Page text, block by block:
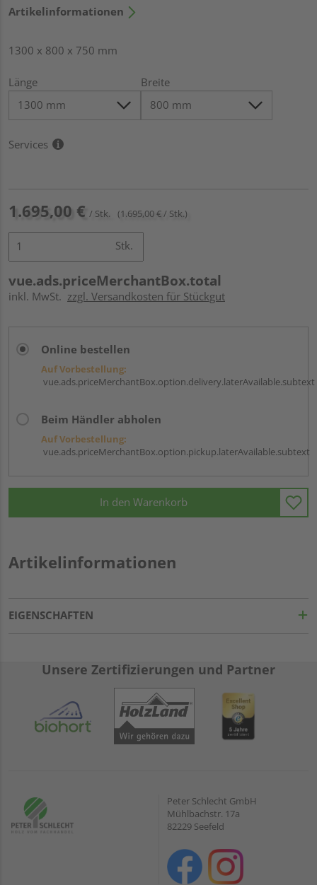
Artikelinformationen
1300 x 800 x 750 mm
Länge Breite
Services
1.695,00 € / Stk. (1.695,00 € / Stk.)
Stk.
vue.ads.priceMerchantBox.total
inkl. MwSt. zzgl. Versandkosten für Stückgut
Online bestellen
Auf Vorbestellung:
vue.ads.priceMerchantBox.option.delivery.laterAvailable.subtext
Beim Händler abholen
Auf Vorbestellung:
vue.ads.priceMerchantBox.option.pickup.laterAvailable.subtext
In den Warenkorb
Artikelinformationen
EIGENSCHAFTEN
Unsere Zertifizierungen und Partner
Peter Schlecht GmbH
Mühlbachstr. 17a
82229 Seefeld